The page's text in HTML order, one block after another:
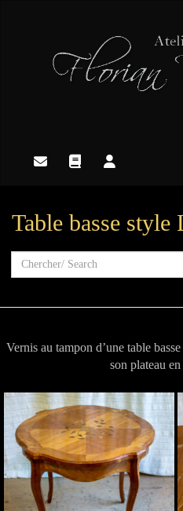
Table basse
Vernis au tampon d’une table
son plateau